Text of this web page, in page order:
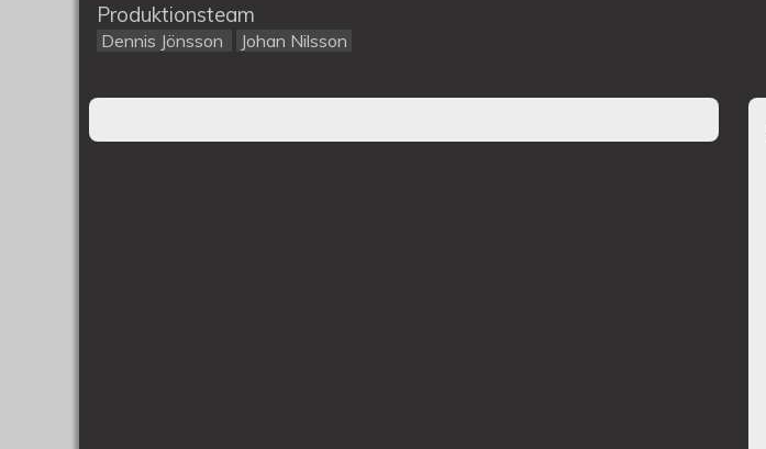
Produktionsteam
Dennis Jönsson Johan Nilsson